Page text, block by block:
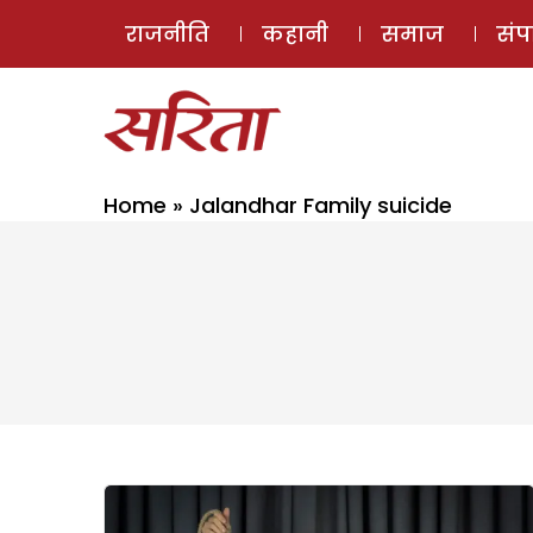
राजनीति कहानी समाज
Home » Jalandhar Family suicide